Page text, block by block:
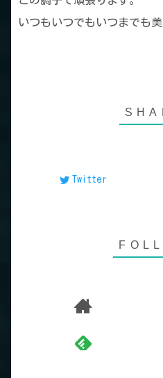
いつもいつでもいつまでも
Twitter